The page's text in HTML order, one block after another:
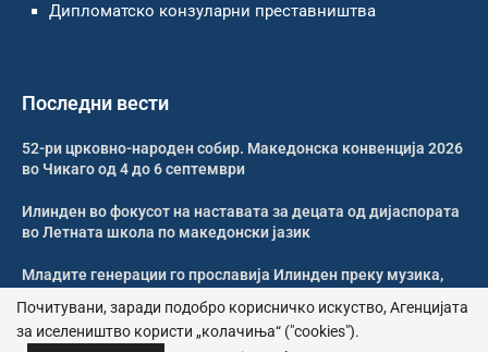
Дипломатско конзуларни преставништва
Последни вести
52-ри црковно-народен собир. Македонска конвенција 2026
во Чикаго од 4 до 6 септември
Илинден во фокусот на наставата за децата од дијаспората
во Летната школа по македонски јазик
Младите генерации го прославија Илинден преку музика,
Свечено и молитвено одбележан Илинден во Џилонг
Почитувани, заради подобро корисничко искуство, Агенцијата
за иселеништво користи „колачиња“ ("cookies").